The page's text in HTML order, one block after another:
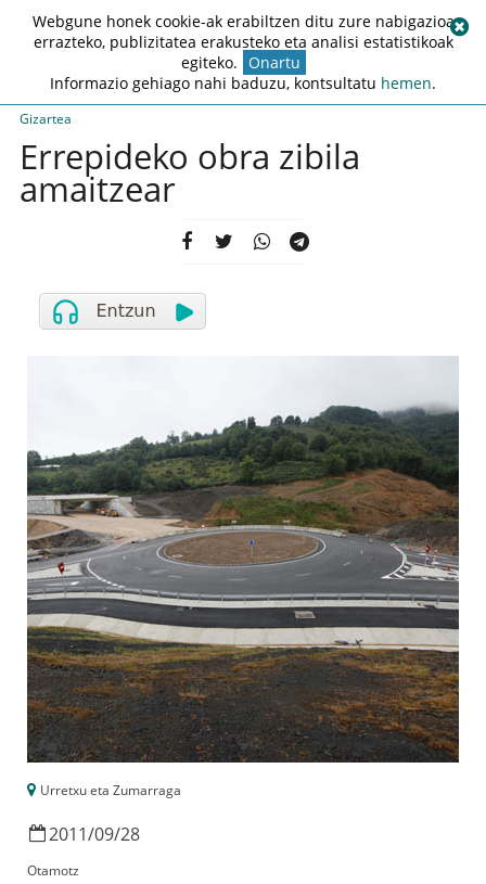
Gizartea
Errepideko obra zibila
amaitzear
Urretxu eta Zumarraga
2011/09/28
Otamotz
Webgune honek cookie-ak erabiltzen ditu zure nabigazioa
errazteko, publizitatea erakusteko eta analisi estatistikoak
egiteko. Onartu
Informazio gehiago nahi baduzu, kontsultatu hemen.